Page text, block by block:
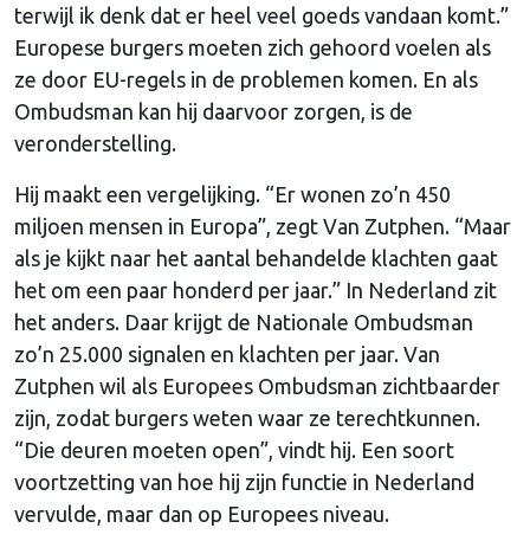
terwijl ik denk dat er heel veel goeds vandaan komt.”
Europese burgers moeten zich gehoord voelen als
ze door EU-regels in de problemen komen. En als
Ombudsman kan hij daarvoor zorgen, is de
veronderstelling.
Hij maakt een vergelijking. “Er wonen zo’n 450
miljoen mensen in Europa”, zegt Van Zutphen. “Maar
als je kijkt naar het aantal behandelde klachten gaat
het om een paar honderd per jaar.” In Nederland zit
het anders. Daar krijgt de Nationale Ombudsman
zo’n 25.000 signalen en klachten per jaar. Van
Zutphen wil als Europees Ombudsman zichtbaarder
zijn, zodat burgers weten waar ze terechtkunnen.
“Die deuren moeten open”, vindt hij. Een soort
voortzetting van hoe hij zijn functie in Nederland
vervulde, maar dan op Europees niveau.